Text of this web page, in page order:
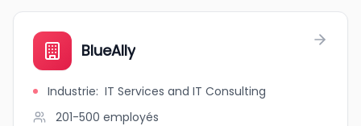
BlueAlly
Industrie: IT Services and IT Consulting
201-500 employés